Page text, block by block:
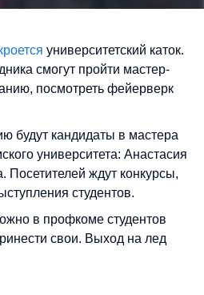
университетский каток.
смогут пройти мастер-
посмотреть фейерверк
будут кандидаты в мастера
университета: Анастасия
Посетителей ждут конкурсы,
студентов.
в профкоме студентов
свои. Выход на лед